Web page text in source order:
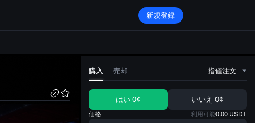
新規登録
購入 売却 指値注文
はい 0¢ いいえ 0¢
価格 利用可能0.00 USDT